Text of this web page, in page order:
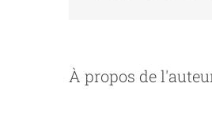
À propos de